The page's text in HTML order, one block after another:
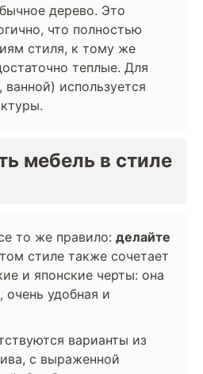
дерево. Это
что полностью
стиля, к тому же
теплые. Для
используется
мебель в стиле
то же правило: делайте
стиле также сочетает
и японские черты: она
очень удобная и
варианты из
с выраженной